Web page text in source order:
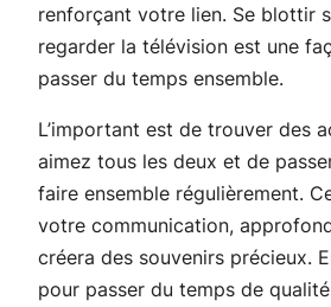
renforçant votre lien. Se blottir
regarder la télévision est une
passer du temps ensemble.
L’important est de trouver des
aimez tous les deux et de
faire ensemble régulièrement.
votre communication,
créera des souvenirs précieux.
pour passer du temps de